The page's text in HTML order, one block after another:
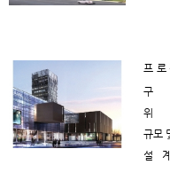
프로
규모
설